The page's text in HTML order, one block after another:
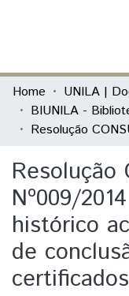
Communities &
All of DSpace
Home
Resolução
Nº009/
histórico
de